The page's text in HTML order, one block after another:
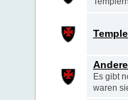
Es gibt
waren